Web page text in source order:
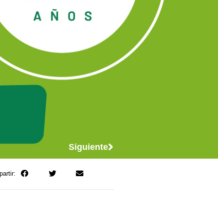
Siguiente